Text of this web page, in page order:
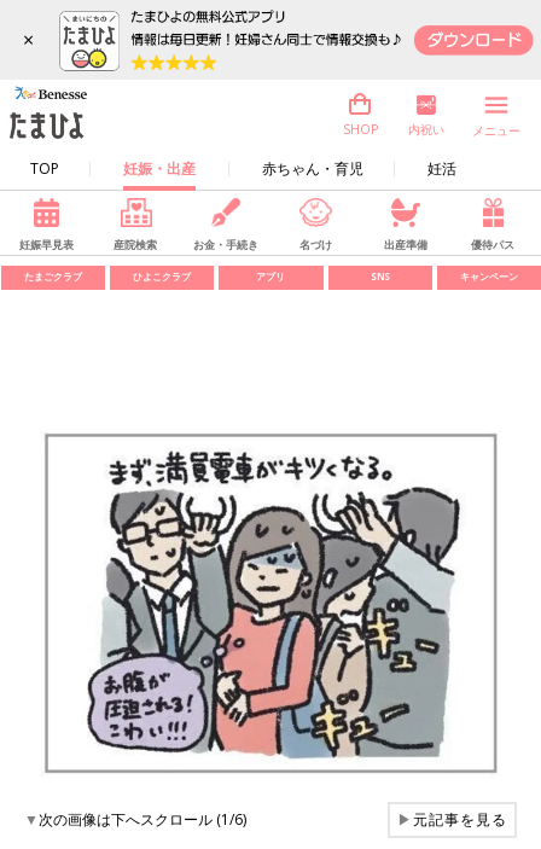
×
TOP 妊娠・出産 赤ちゃん・育児 妊活
SHOP 内祝い メニュー
妊娠早見表 産院検索 お金・手続き 名づけ 出産準備 優待パス
たまごクラブ ひよこクラブ アプリ SNS キャンペーン
▼次の画像は下へスクロール (1/6) ▶元記事を見る